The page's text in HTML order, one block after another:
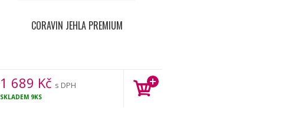
CORAVIN JEHLA PREMIUM
1 689 Kč s DPH
SKLADEM 9KS